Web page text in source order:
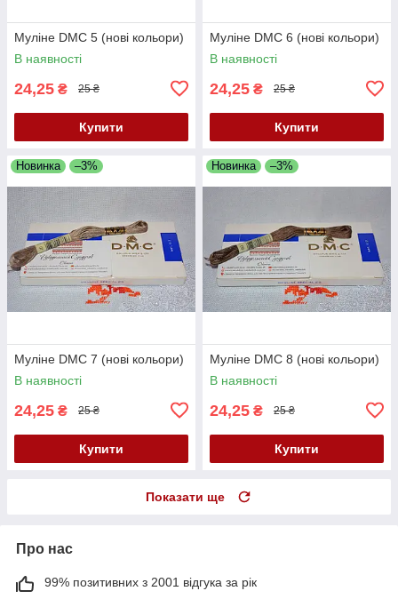
Муліне DMC 5 (нові кольори)
В наявності
24,25 ₴ 25 ₴
Купити
Муліне DMC 6 (нові кольори)
В наявності
24,25 ₴ 25 ₴
Купити
Новинка –3%
Муліне DMC 7 (нові кольори)
В наявності
24,25 ₴ 25 ₴
Купити
Новинка –3%
Муліне DMC 8 (нові кольори)
В наявності
24,25 ₴ 25 ₴
Купити
Показати ще
Про нас
99% позитивних з 2001 відгука за рік